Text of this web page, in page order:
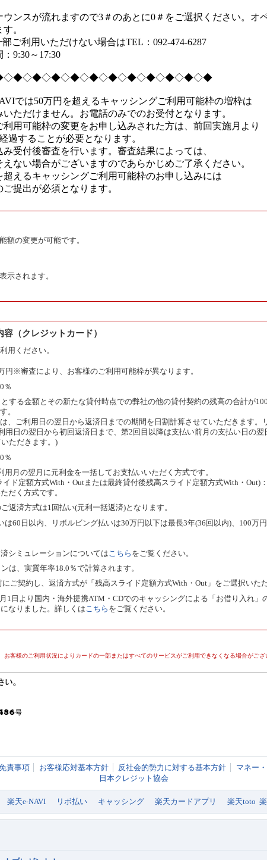
ンスが流れますので3＃のあとに0＃をご選択ください。オ
。
ご利用いただけない場合はTEL：092-474-6287
9:30～17:30
では50万円を超えるキャッシングご利用可能枠の増枠は
いただけません。お電話のみでのお受付となります。
用可能枠の変更をお申し込みされた方は、前回実施月より
過することが必要となります。
受付後審査を行います。審査結果によっては、
えない場合がございますのであらかじめご了承ください。
えるキャッシングご利用可能枠のお申し込みには
提出が必須となります。
額の変更が可能です。
示されます。
（クレジットカード）
用ください。
円※審査により、お客様のご利用可能枠が異なります。
％
する金額とその新たな貸付時点での弊社の他の貸付契約の残高の合計が
。
、ご利用日の翌日から返済日までの期間を日割計算させていただきます。
用日の翌日から初回返済日まで、第2回目以降は支払い前月の支払い日の
ただきます。)
％
用月の翌月に元利金を一括してお支払いいただく方式です。
イド定額方式With・Outまたは最終貸付後残高スライド定額方式With・Out)
だく方式です。
返済方式は1回払い(元利一括返済)となります。
は60日以内、リボルビング払いは30万円以下は最長3年(36回以内)、100万
シミュレーションについては こちら をご覧ください。
は、実質年率18.0％で計算されます。
ご契約し、返済方式が「残高スライド定額方式With・Out」をご選択いた
1日より国内・海外提携ATM・CDでのキャッシングによる「お借り入れ
なりました。詳しくは こちら をご覧ください。
客様のご利用状況によりカードの一部またはすべてのサービスがご利用できなくなる場合がござ
責事項 お客様応対基本方針 反社会的勢力に対する基本方針 マネー
日本クレジット協会
楽天e-NAVI リボ払い キャッシング 楽天カードアプリ 楽天toto